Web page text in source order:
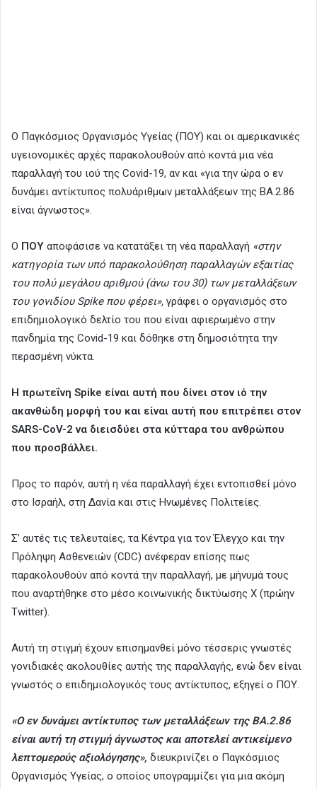
Ο Παγκόσμιος Οργανισμός Υγείας (ΠΟΥ) και οι αμερικανικές
υγειονομικές αρχές παρακολουθούν από κοντά μια νέα
παραλλαγή του ιού της Covid-19, αν και «για την ώρα ο εν
δυνάμει αντίκτυπος πολυάριθμων μεταλλάξεων της BA.2.86
είναι άγνωστος».
Ο ΠΟΥ αποφάσισε να κατατάξει τη νέα παραλλαγή «στην
κατηγορία των υπό παρακολούθηση παραλλαγών εξαιτίας
του πολύ μεγάλου αριθμού (άνω του 30) των μεταλλάξεων
του γονιδίου Spike που φέρει», γράφει ο οργανισμός στο
επιδημιολογικό δελτίο του που είναι αφιερωμένο στην
πανδημία της Covid-19 και δόθηκε στη δημοσιότητα την
περασμένη νύκτα.
Η πρωτεΐνη Spike είναι αυτή που δίνει στον ιό την
ακανθώδη μορφή του και είναι αυτή που επιτρέπει στον
SARS-CoV-2 να διεισδύει στα κύτταρα του ανθρώπου
που προσβάλλει.
Προς το παρόν, αυτή η νέα παραλλαγή έχει εντοπισθεί μόνο
στο Ισραήλ, στη Δανία και στις Ηνωμένες Πολιτείες.
Σ’ αυτές τις τελευταίες, τα Κέντρα για τον Έλεγχο και την
Πρόληψη Ασθενειών (CDC) ανέφεραν επίσης πως
παρακολουθούν από κοντά την παραλλαγή, με μήνυμά τους
που αναρτήθηκε στο μέσο κοινωνικής δικτύωσης X (πρώην
Twitter).
Αυτή τη στιγμή έχουν επισημανθεί μόνο τέσσερις γνωστές
γονιδιακές ακολουθίες αυτής της παραλλαγής, ενώ δεν είναι
γνωστός ο επιδημιολογικός τους αντίκτυπος, εξηγεί ο ΠΟΥ.
«Ο εν δυνάμει αντίκτυπος των μεταλλάξεων της BA.2.86
είναι αυτή τη στιγμή άγνωστος και αποτελεί αντικείμενο
λεπτομερούς αξιολόγησης», διευκρινίζει ο Παγκόσμιος
Οργανισμός Υγείας, ο οποίος υπογραμμίζει για μια ακόμη